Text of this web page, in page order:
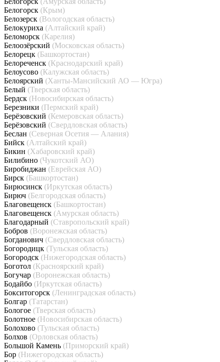
Белогорск (Крым)
Белозерск (Вологодская область)
Белокуриха (Алтайский край)
Беломорск (Карелия)
Белоозёрский (Московская область)
Белорецк (Башкортостан)
Белореченск (Краснодарский край)
Белоусово (Калужская область)
Белоярский (Ханты-Мансийский АО — Югра)
Белый (Тверская область)
Бердск (Новосибирская область)
Березники (Пермский край)
Берёзовский (Кемеровская область)
Берёзовский (Свердловская область)
Беслан (Северная Осетия — Алания)
Бийск (Алтайский край)
Бикин (Хабаровский край)
Билибино (Чукотский АО)
Биробиджан (Еврейская АО)
Бирск (Башкортостан)
Бирюсинск (Иркутская область)
Бирюч (Белгородская область)
Благовещенск (Башкортостан)
Благовещенск (Амурская область)
Благодарный (Ставропольский край)
Бобров (Воронежская область)
Богданович (Свердловская область)
Богородицк (Тульская область)
Богородск (Нижегородская область)
Боготол (Красноярский край)
Богучар (Воронежская область)
Бодайбо (Иркутская область)
Бокситогорск (Ленинградская область)
Болгар (Татарстан)
Бологое (Тверская область)
Болотное (Новосибирская область)
Болохово (Тульская область)
Болхов (Орловская область)
Большой Камень (Приморский край)
Бор (Нижегородская область)